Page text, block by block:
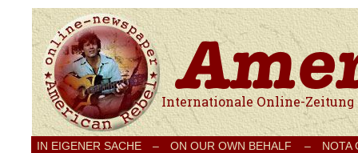
Internationale Onlinezeitung für Frieden,
IN EIGENER SACHE – ON OUR OWN BEHALF –
NOTA